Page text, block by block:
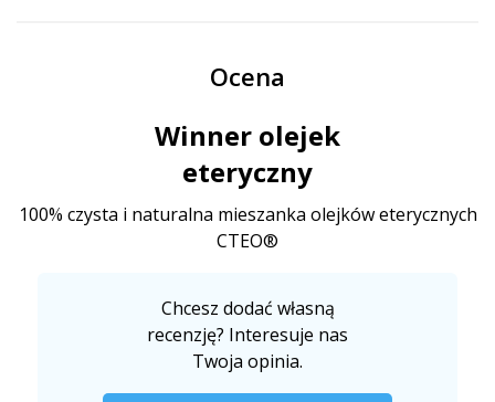
Ocena
Winner olejek
eteryczny
100% czysta i naturalna mieszanka olejków eterycznych
CTEO®
Chcesz dodać własną
recenzję? Interesuje nas
Twoja opinia.